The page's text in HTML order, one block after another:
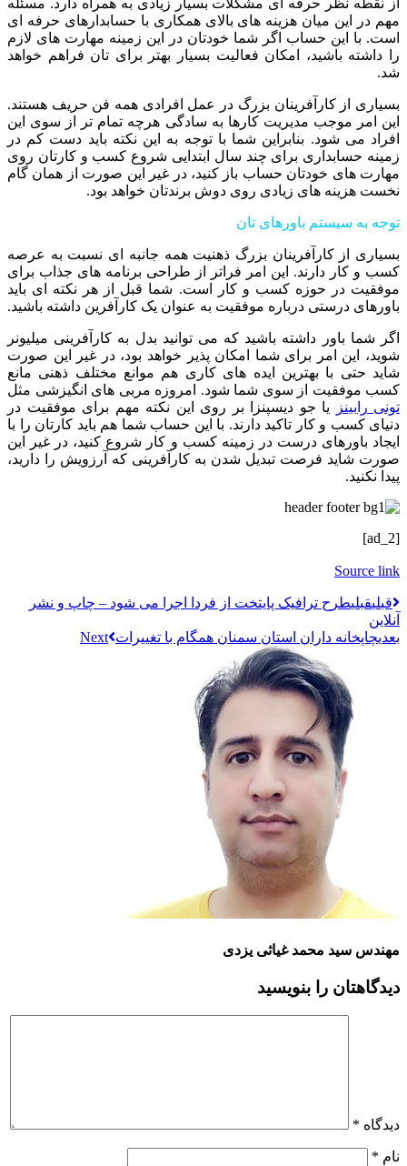
مهم در این میان هزینه های بالای همکاری با حسابدارهای حرفه ای
است. با این حساب اگر شما خودتان در این زمینه مهارت های لازم
را داشته باشید، امکان فعالیت بسیار بهتر برای تان فراهم خواهد
شد.
بسیاری از کارآفرینان بزرگ در عمل افرادی همه فن حریف هستند.
این امر موجب مدیریت کارها به سادگی هرچه تمام تر از سوی این
افراد می شود. بنابراین شما با توجه به این نکته باید دست کم در
زمینه حسابداری برای چند سال ابتدایی شروع کسب و کارتان روی
مهارت های خودتان حساب باز کنید، در غیر این صورت از همان گام
نخست هزینه های زیادی روی دوش برندتان خواهد بود.
توجه به سیستم باورهای تان
بسیاری از کارآفرینان بزرگ ذهنیت همه جانبه ای نسبت به عرصه
کسب و کار دارند. این امر فراتر از طراحی برنامه های جذاب برای
موفقیت در حوزه کسب و کار است. شما قبل از هر نکته ای باید
باورهای درستی درباره موفقیت به عنوان یک کارآفرین داشته باشید.
اگر شما باور داشته باشید که می توانید بدل به کارآفرینی میلیونر
شوید، این امر برای شما امکان پذیر خواهد بود، در غیر این صورت
شاید حتی با بهترین ایده های کاری هم موانع مختلف ذهنی مانع
کسب موفقیت از سوی شما شود. امروزه مربی های انگیزشی مثل
تونی رابینز
یا جو دیسپنزا بر روی این نکته مهم برای موفقیت در
دنیای کسب و کار تاکید دارند. با این حساب شما هم باید کارتان را با
ایجاد باورهای درست در زمینه کسب و کار شروع کنید، در غیر این
صورت شاید فرصت تبدیل شدن به کارآفرینی که آرزویش را دارید،
پیدا نکنید.
[ad_2]
Source link
قبليقبلیطرح ترافیک پایتخت از فردا اجرا می شود – چاپ و نشر
آنلاین
بعدیچاپخانه‌ داران استان سمنان همگام با تغییرات
مهندس سید محمد غیاثی یزدی
دیدگاهتان را بنویسید
دیدگاه *
نام *